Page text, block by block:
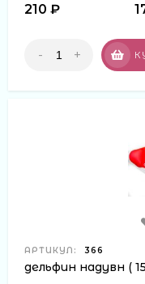
210 ₽
- +
АРТИКУЛ: 366
дельфин надувн (